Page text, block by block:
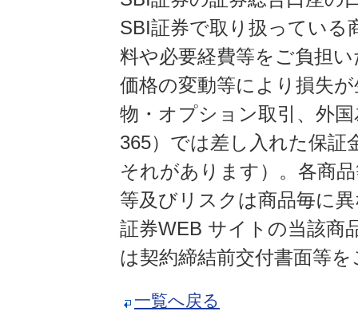
SBI証券で取り扱っている
料や必要経費等をご負担
価格の変動等により損失
物・オプション取引、外
365）では差し入れた保証
それがあります）。各商
等及びリスクは商品毎に
証券WEB サイトの当該商
は契約締結前交付書面等
一覧へ戻る